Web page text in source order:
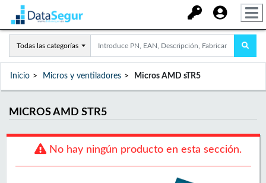
Todas las categorías
Inicio Micros y ventiladores Micros AMD sTR5
MICROS AMD STR5
No hay ningún producto en esta sección.